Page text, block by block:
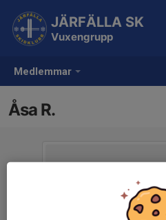
Medlemmar
JÄRFÄLLA SK
Vuxengrupp
Åsa R.